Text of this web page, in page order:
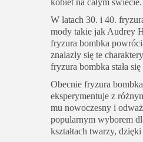
kobiet na całym świecie.
W latach 30. i 40.
mody takie jak Audrey
fryzura bombka
znalazły się te
fryzura bombka stała
Obecnie fryzura
eksperymentuje z
mu nowoczesny i
popularnym wyborem
kształtach twarzy,